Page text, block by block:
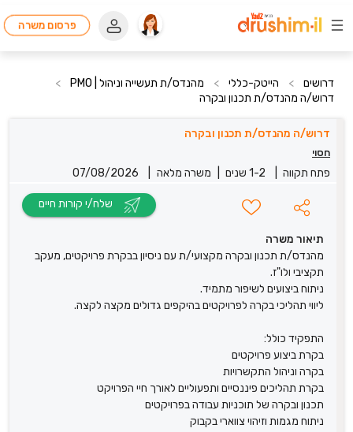
פרסום משרה
דרושים > הייטק-כללי > מהנדס/ת תעשייה וניהול | PMO
>
דרוש/ה מהנדס/ת תכנון ובקרה
דרוש/ה מהנדס/ת תכנון ובקרה
חסוי
פתח תקווה 1-2 שנים משרה מלאה 07/08/2026
תיאור משרה
מהנדס/ת תכנון ובקרה מקצועי/ת עם ניסיון בבקרת פרויקטים, מעקב
תקציבי ולו"ז.
ניתוח ביצועים לשיפור מתמיד.
ליווי תהליכי בקרה לפרויקטים בהיקפים גדולים מקצה לקצה.
התפקיד כולל:
בקרת ביצוע פרויקטים
בקרה וניהול התקשרויות
בקרת תהליכים פיננסיים ותפעוליים לאורך חיי הפרויקט
תכנון ובקרה של תוכניות עבודה בפרויקטים
ניתוח מגמות וזיהוי צווארי בקבוק